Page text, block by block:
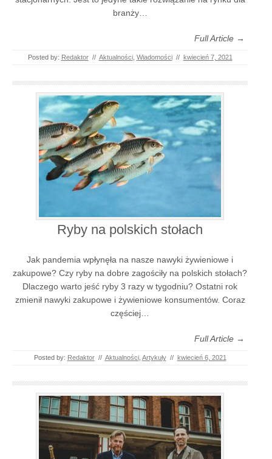
branży…
Full Article →
Posted by: Redaktor // Aktualności, Wiadomości // kwiecień 7, 2021
Ryby na polskich stołach
Jak pandemia wpłynęła na nasze nawyki żywieniowe i
zakupowe? Czy ryby na dobre zagościły na polskich stołach?
Dlaczego warto jeść ryby 3 razy w tygodniu? Ostatni rok
zmienił nawyki zakupowe i żywieniowe konsumentów. Coraz
częściej…
Full Article →
Posted by: Redaktor // Aktualności, Artykuły // kwiecień 6, 2021